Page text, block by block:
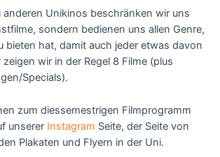
anderen Unikinos beschränken wir uns
sondern bedienen uns allen Genre,
bieten hat, damit auch jeder etwas davon
wir in der Regel 8 Filme (plus
Specials).
zum diessemestrigen Filmprogramm
unserer Instagram Seite, der Seite von
Plakaten und Flyern in der Uni.